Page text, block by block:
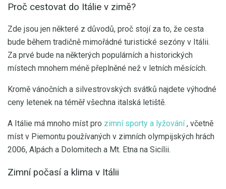
Proč cestovat do Itálie v zimě?
Zde jsou jen některé z důvodů, proč stojí za to, že cesta
bude během tradičně mimořádné turistické sezóny v Itálii.
Za prvé bude na některých populárních a historických
místech mnohem méně přeplněné než v letních měsících.
Kromě vánočních a silvestrovských svátků najdete výhodné
ceny letenek na téměř všechna italská letiště.
A Itálie má mnoho míst pro zimní sporty a lyžování, včetně
míst v Piemontu používaných v zimních olympijských hrách
2006, Alpách a Dolomitech a Mt. Etna na Sicílii.
Zimní počasí a klima v Itálii